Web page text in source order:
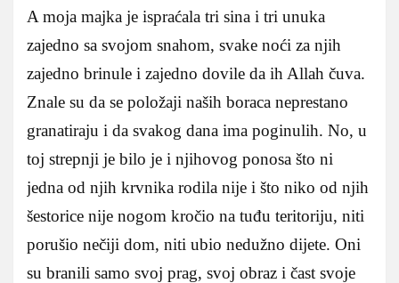
A moja majka je ispraćala tri sina i tri unuka
zajedno sa svojom snahom, svake noći za njih
zajedno brinule i zajedno dovile da ih Allah čuva.
Znale su da se položaji naših boraca neprestano
granatiraju i da svakog dana ima poginulih. No, u
toj strepnji je bilo je i njihovog ponosa što ni
jedna od njih krvnika rodila nije i što niko od njih
šestorice nije nogom kročio na tuđu teritoriju, niti
porušio nečiji dom, niti ubio nedužno dijete. Oni
su branili samo svoj prag, svoj obraz i čast svoje